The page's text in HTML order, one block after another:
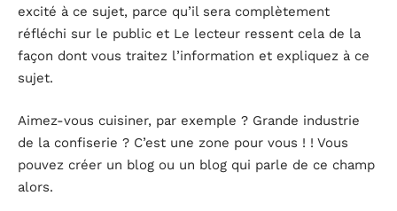
excité à ce sujet, parce qu’il sera complètement
réfléchi sur le public et Le lecteur ressent cela de la
façon dont vous traitez l’information et expliquez à ce
sujet.
Aimez-vous cuisiner, par exemple ? Grande industrie
de la confiserie ? C’est une zone pour vous ! ! Vous
pouvez créer un blog ou un blog qui parle de ce champ
alors.